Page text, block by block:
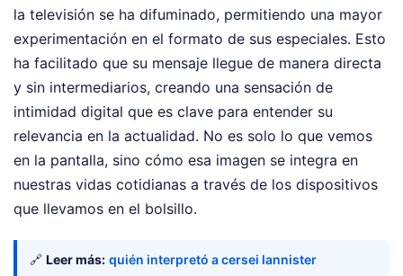
la televisión se ha difuminado, permitiendo una mayor
experimentación en el formato de sus especiales. Esto
ha facilitado que su mensaje llegue de manera directa
y sin intermediarios, creando una sensación de
intimidad digital que es clave para entender su
relevancia en la actualidad. No es solo lo que vemos
en la pantalla, sino cómo esa imagen se integra en
nuestras vidas cotidianas a través de los dispositivos
que llevamos en el bolsillo.
🔗 Leer más: quién interpretó a cersei lannister